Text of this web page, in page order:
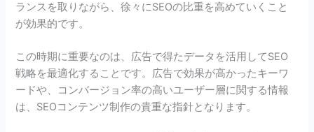
ランスを取りながら、徐々にSEOの比重を高めていくこと
が効果的です。
この時期に重要なのは、広告で得たデータを活用してSEO
戦略を最適化することです。広告で効果が高かったキーワ
ードや、コンバージョン率の高いユーザー層に関する情報
は、SEOコンテンツ制作の貴重な指針となります。